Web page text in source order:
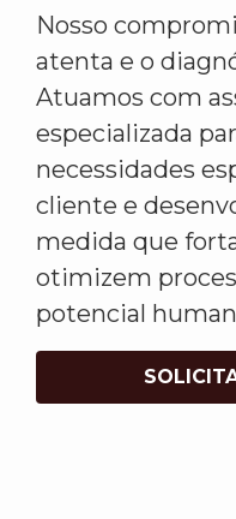
Nosso
atenta e o
Atuamos com
especializada
necessidades
cliente e
medida que
otimizem
potencial